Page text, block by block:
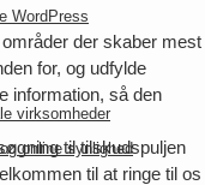
WordPress
virksomheder
online synlighed
der skaber mest
for, og udfylde
information, så den
til tilskudspuljen
til at ringe til os